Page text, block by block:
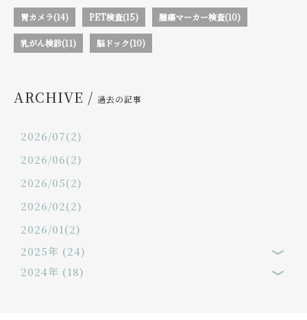
胃カメラ(14) PET検査(15) 腫瘍マーカー検査(10)
乳がん検診(11) 脳ドック(10)
ARCHIVE / 過去の記事
2026/07(2)
2026/06(2)
2026/05(2)
2026/02(2)
2026/01(2)
2025年 (24)
2024年 (18)